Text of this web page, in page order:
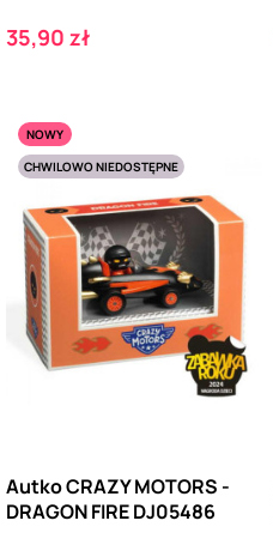
Cena
35,90 zł
NOWY
CHWILOWO NIEDOSTĘPNE
Autko CRAZY MOTORS -
DRAGON FIRE DJ05486